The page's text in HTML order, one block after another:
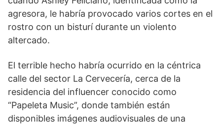
agresora, le habría provocado varios cortes en el
rostro con un bisturí durante un violento
altercado.
El terrible hecho habría ocurrido en la céntrica
calle del sector La Cervecería, cerca de la
residencia del influencer conocido como
“Papeleta Music”, donde también están
disponibles imágenes audiovisuales de una